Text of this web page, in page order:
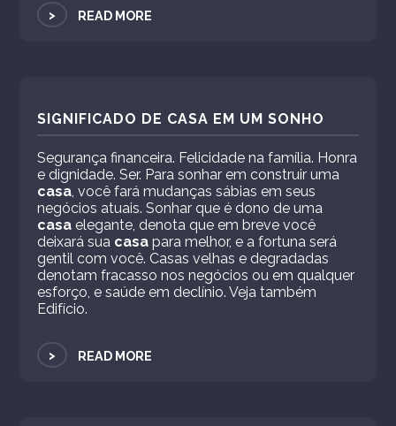
> READ MORE
SIGNIFICADO DE CASA EM UM SONHO
Segurança financeira. Felicidade na família. Honra
e dignidade. Ser. Para sonhar em construir uma
casa, você fará mudanças sábias em seus
negócios atuais. Sonhar que é dono de uma
casa elegante, denota que em breve você
deixará sua casa para melhor, e a fortuna será
gentil com você. Casas velhas e degradadas
denotam fracasso nos negócios ou em qualquer
esforço, e saúde em declínio. Veja também
Edifício.
> READ MORE